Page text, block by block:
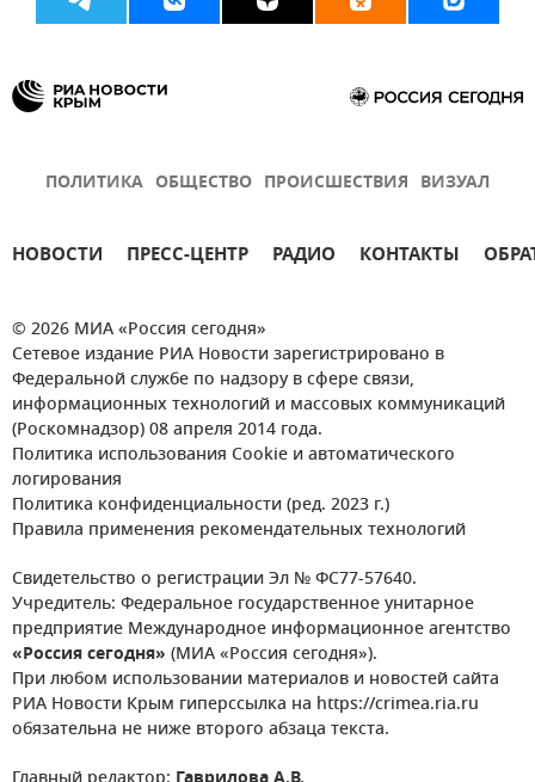
ПОЛИТИКА ОБЩЕСТВО ПРОИСШЕСТВИЯ ВИЗУАЛ
НОВОСТИ ПРЕСС-ЦЕНТР РАДИО КОНТАКТЫ
© 2026 МИА «Россия сегодня»
Сетевое издание РИА Новости зарегистрировано в
Федеральной службе по надзору в сфере связи,
информационных технологий и массовых коммуникаций
(Роскомнадзор) 08 апреля 2014 года.
Политика использования Cookie и автоматического
логирования
Политика конфиденциальности (ред. 2023 г.)
Правила применения рекомендательных технологий
Свидетельство о регистрации Эл № ФС77-57640.
Учредитель: Федеральное государственное унитарное
предприятие Международное информационное агентство
«Россия сегодня» (МИА «Россия сегодня»).
При любом использовании материалов и новостей сайта
РИА Новости Крым гиперссылка на https://crimea.ria.ru
обязательна не ниже второго абзаца текста.